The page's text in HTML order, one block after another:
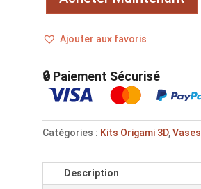
Ajouter aux favoris
🔒 Paiement Sécurisé
Catégories : Kits Origami 3D,Vases
Description